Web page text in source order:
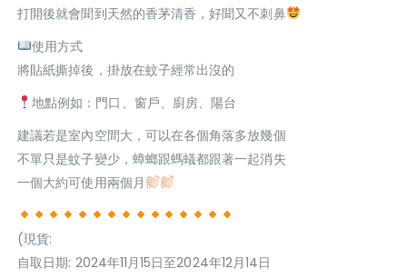
打開後就會聞到天然的香茅清香，好聞又不刺鼻
使用方式
將貼紙撕掉後，掛放在蚊子經常出沒的
地點例如：門口、窗戶、廚房、陽台
建議若是室內空間大，可以在各個角落多放幾個
不單只是蚊子變少，蟑螂跟螞蟻都跟著一起消失
一個大約可使用兩個月
(現貨:
自取日期: 2024年11月15日至2024年12月14日